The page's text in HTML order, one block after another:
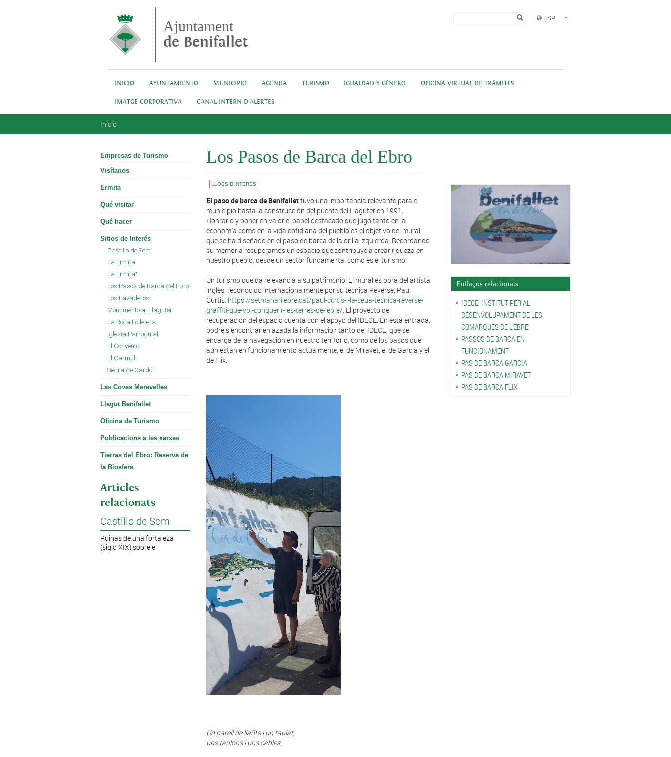
Ajuntament
de Benifallet
Formulario de
INICIO AYUNTAMIENTO MUNICIPIO AGENDA TURISMO IGUALDAD Y GÉNERO OFICINA VIRTUAL DE TRÁMITES
IMATGE CORPORATIVA CANAL INTERN D'ALERTES
Se encuentra usted aquí
Inicio
Empresas de Turismo
Visítanos
Ermita
Qué visitar
Qué hacer
Sitios de Interés
Castillo de Som
La Ermita
La Ermita*
Los Pasos de Barca del Ebro
Los Lavaderos
Monumento al Llaguter
La Roca Folletera
Iglesia Parroquial
El Convento
El Carmull
Sierra de Cardó
Las Coves Meravelles
Llagut Benifallet
Oficina de Turismo
Publicacions a les xarxes
Tierras del Ebro: Reserva de
la Biosfera
Articles
relacionats
Castillo de Som
Ruinas de una fortaleza
(siglo XIX) sobre el
Enllaços relacionats
IDECE. INSTITUT PER AL
DESENVOLUPAMENT DE LES
COMARQUES DE L'EBRE
PASSOS DE BARCA EN
FUNCIONAMENT
PAS DE BARCA GARCIA
PAS DE BARCA MIRAVET
PAS DE BARCA FLIX
Los Pasos de Barca del Ebro
LLOCS D'INTERÈS
​El paso de barca de Benifallettuvo una importancia relevante para el
municipio hasta la construcción del puente del Llaguter en 1991.
Honrarlo y poner en valor el papel destacado que jugó tanto en la
economía como en la vida cotidiana del pueblo es el objetivo del mural
que se ha diseñado en el paso de barca de la orilla izquierda. Recordando
su memoria recuperamos un espacio que contribuye a crear riqueza en
nuestro pueblo, desde un sector fundamental como es el turismo.
Un turismo que da relevancia a su patrimonio. El mural es obra del artista
inglés, reconocido internacionalmente por su técnica Reverse, Paul
Curtis. https://setmanarilebre.cat/paul-curtis-i-la-seua-tecnica-reverse-
graffiti-que-vol-conquerir-les-terres-de-lebre/. El proyecto de
recuperación del espacio cuenta con el apoyo del IDECE. En esta entrada,
podréis encontrar enlazada la información tanto del IDECE, que se
encarga de la navegación en nuestro territorio, como de los pasos que
aún están en funcionamiento actualmente, el de Miravet, el de Garcia y el
de Flix.
Un parell de llaüts i un taulat;
uns taulons i uns cables;